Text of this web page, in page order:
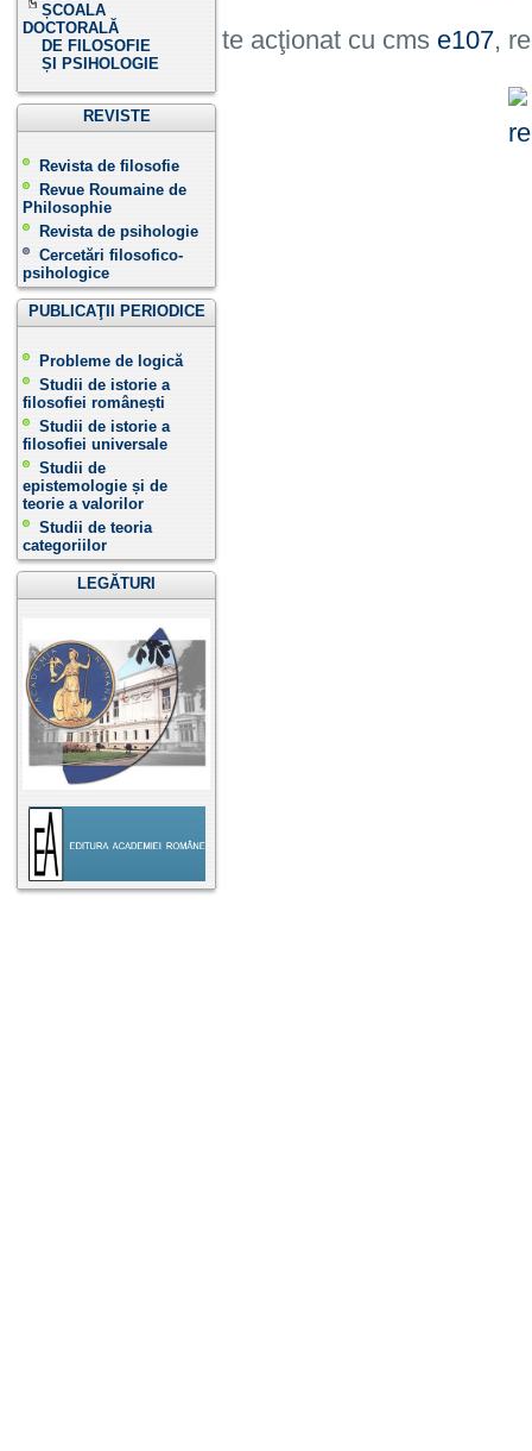
ȘCOALA
DOCTORALĂ
DE FILOSOFIE
ȘI PSIHOLOGIE
REVISTE
Revista de filosofie
Revue Roumaine de
Philosophie
Revista de psihologie
Cercetări filosofico-
psihologice
PUBLICAŢII PERIODICE
Probleme de logică
Studii de istorie a
filosofiei românești
Studii de istorie a
filosofiei universale
Studii de
epistemologie și de
teorie a valorilor
Studii de teoria
categoriilor
LEGĂTURI
Site acţionat cu cms e107,